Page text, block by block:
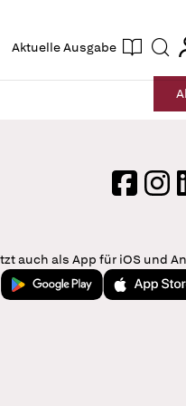
Aktuelle Ausgabe Suche
login
Facebook
auch als App für iOS und
Jetzt bei Google Play
Laden im